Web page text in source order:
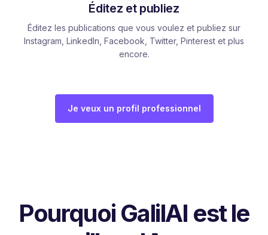
Éditez et publiez
Éditez les publications que vous voulez et publiez sur
Instagram, LinkedIn, Facebook, Twitter, Pinterest et plus
encore.
Je veux un profil professionnel
Pourquoi GalilAI est le